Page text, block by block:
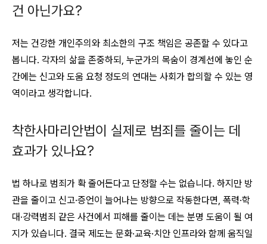
건 아닌가요?
저는 건강한 개인주의와 최소한의 구조 책임은 공존할 수 있다고
봅니다. 각자의 삶을 존중하되, 누군가의 목숨이 경계선에 놓인 순
간에는 신고와 도움 요청 정도의 연대는 사회가 합의할 수 있는 영
역이라고 생각합니다.
착한사마리안법이 실제로 범죄를 줄이는 데
효과가 있나요?
법 하나로 범죄가 확 줄어든다고 단정할 수는 없습니다. 하지만 방
관을 줄이고 신고·증언이 늘어나는 방향으로 작동한다면, 폭력·학
대·강력범죄 같은 사건에서 피해를 줄이는 데는 분명 도움이 될 여
지가 있습니다. 결국 제도는 문화·교육·치안 인프라와 함께 움직일